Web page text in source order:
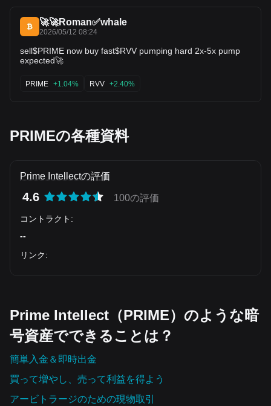
🚀🚀Roman✅whale
2026/05/12 08:24
sell$PRIME now buy fast$RVV pumping hard 2x-5x pump
expected🚀
PRIME +1.04% RVV +2.40%
PRIMEの各種資料
Prime Intellectの評価
4.6 100の評価
コントラクト :
--
リンク:
Prime Intellect（PRIME）のような暗
号資産でできることは？
簡単入金＆即時出金
買って増やし、売って利益を得よう
アービトラージのための現物取引